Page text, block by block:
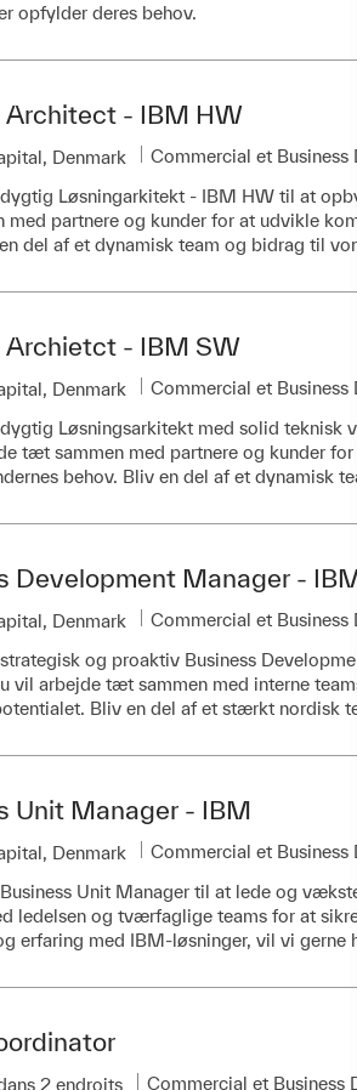
opfylder deres behov.
Architect - IBM HW
Denmark Catégorie
Commercial et Business
Løsningarkitekt - IBM HW til at
partnere og kunder for at udvikle
del af et dynamisk team og bidrag til
Archietct - IBM SW
Denmark Catégorie
Commercial et Business
Løsningsarkitekt med solid teknisk
tæt sammen med partnere og kunder
behov. Bliv en del af et dynamisk
Development Manager - IBM
Denmark Catégorie
Commercial et Business
og proaktiv Business
vil arbejde tæt sammen med interne
Bliv en del af et stærkt nordisk
Unit Manager - IBM
Denmark Catégorie
Commercial et Business
Unit Manager til at lede og
ledelsen og tværfaglige teams for at
erfaring med IBM-løsninger, vil vi gerne
2 endroits Catégorie
Commercial et Business